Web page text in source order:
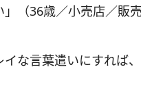
」（36歳／小売店／販
イな言葉遣いにすれば